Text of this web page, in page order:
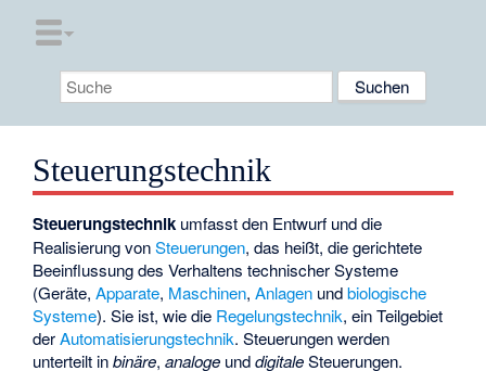
Steuerungstechnik
Steuerungstechnik umfasst den Entwurf und die
Realisierung vonSteuerungen, das heißt, die gerichtete
Beeinflussung des Verhaltens technischer Systeme
(Geräte,Apparate, Maschinen,Anlagen undbiologische
Systeme). Sie ist, wie die Regelungstechnik, ein Teilgebiet
derAutomatisierungstechnik. Steuerungen werden
unterteilt inbinäre,analoge unddigitaleSteuerungen.